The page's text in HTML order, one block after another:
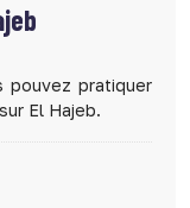
pouvez pratiquer
El Hajeb.